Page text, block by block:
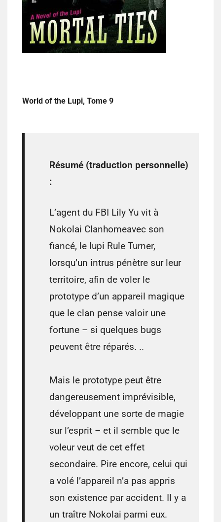
World of the Lupi, Tome 9
Résumé (traduction personnelle)
:
L’agent du FBI Lily Yu vit à
Nokolai Clanhomeavec son
fiancé, le lupi Rule Turner,
lorsqu’un intrus pénètre sur leur
territoire, afin de voler le
prototype d’un appareil magique
que le clan pense valoir une
fortune – si quelques bugs
peuvent être réparés. ..
Mais le prototype peut être
dangereusement imprévisible,
développant une sorte de magie
sur l’esprit – et il semble que le
voleur veut de cet effet
secondaire. Pire encore, celui qui
a volé l’appareil n’a pas appris
son existence par accident. Il y a
un traître Nokolai parmi eux.